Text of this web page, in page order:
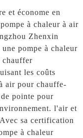
et économe en
à chaleur à air
Zhenxin
pompe à chaleur
chauffer
les coûts
air pour chauffe-
pointe pour
l'air et
sa certification
à chaleur